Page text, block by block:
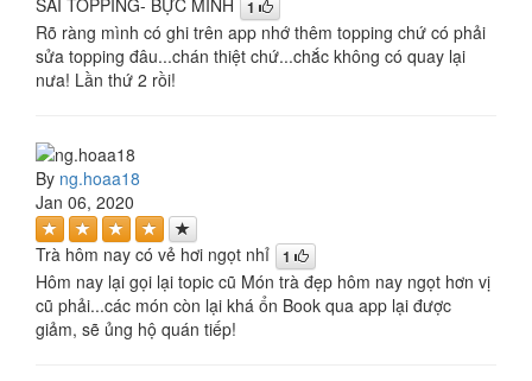
1
Rõ ràng mình có ghi trên app nhớ thêm topping chứ có phải
sửa topping đâu...chán thiệt chứ...chắc không có quay lại
nưa! Lần thứ 2 rồi!
By ng.hoaa18
Jan 06, 2020
Trà hôm nay có vẻ hơi ngọt nhỉ 1
Hôm nay lại gọi lại topic cũ Món trà đẹp hôm nay ngọt hơn vị
cũ phải...các món còn lại khá ổn Book qua app lại được
giảm, sẽ ủng hộ quán tiếp!